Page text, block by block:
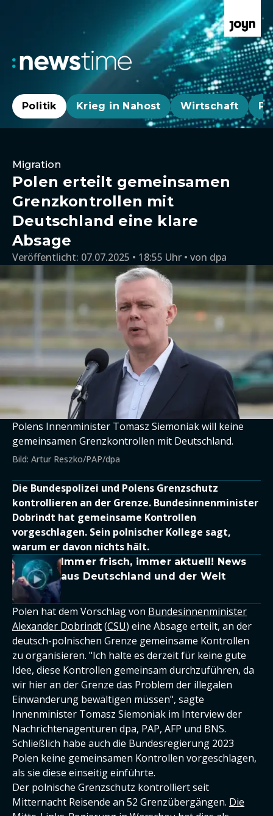
Politik Krieg in Nahost Wirtschaft
Migration
Polen erteilt gemeinsamen
Grenzkontrollen mit
Deutschland eine klare
Absage
Veröffentlicht: 07.07.2025 • 18:55 Uhr von dpa
Polens Innenminister Tomasz Siemoniak will keine
gemeinsamen Grenzkontrollen mit Deutschland.
Bild: Artur Reszko/PAP/dpa
Die Bundespolizei und Polens Grenzschutz
kontrollieren an der Grenze. Bundesinnenminister
Dobrindt hat gemeinsame Kontrollen
vorgeschlagen. Sein polnischer Kollege sagt,
warum er davon nichts hält.
Immer frisch, immer aktuell! News
aus Deutschland und der Welt
Polen hat dem Vorschlag von Bundesinnenminister
Alexander Dobrindt(CSU) eine Absage erteilt, an der
deutsch-polnischen Grenze gemeinsame Kontrollen
zu organisieren. "Ich halte es derzeit für keine gute
Idee, diese Kontrollen gemeinsam durchzuführen, da
wir hier an der Grenze das Problem der illegalen
Einwanderung bewältigen müssen", sagte
Innenminister Tomasz Siemoniak im Interview der
Nachrichtenagenturen dpa, PAP, AFP und BNS.
Schließlich habe auch die Bundesregierung 2023
Polen keine gemeinsamen Kontrollen vorgeschlagen,
als sie diese einseitig einführte.
Der polnische Grenzschutz kontrolliert seit
Mitternacht Reisende an 52 Grenzübergängen. Die